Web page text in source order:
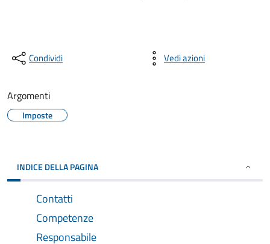
Condividi Vedi azioni
Argomenti
Imposte
INDICE DELLA PAGINA
Contatti
Competenze
Responsabile